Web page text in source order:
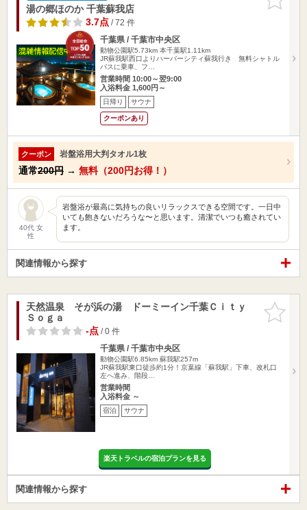
りに追加
湯の郷ほのか 千葉蘇我店
3.7点/ 72 件
千葉県 / 千葉市中央区
動物公園駅5.73km 本千葉駅1.11km
JR蘇我駅西口よりハーバーシティ蘇我行き 無料シャトル
バスに乗車、フ…
営業時間 10:00～翌9:00
入浴料金 1,600円～
日帰り サウナ
クーポンあり
クーポン 岩盤浴用大判タオル1枚
通常200円 → 無料（200円お得！）
40代 女
性
岩盤浴が最高に気持ちの良いリラックスできる空間です。一日中
いても飽きないだろうな〜と思います。清潔でいつも癒されてい
ます。
関連情報から探す
お気に入
りに追加
天然温泉 そが浜の湯 ドーミーイン千葉Ｃｉｔｙ
Ｓｏｇａ
-点/ 0 件
千葉県 / 千葉市中央区
動物公園駅6.85km 蘇我駅257m
JR蘇我駅東口徒歩約1分！京葉線「蘇我駅」下車、改札口
左へ進み、階段…
営業時間
入浴料金 ～
宿泊 サウナ
楽天トラベルの宿泊プランを見る
関連情報から探す